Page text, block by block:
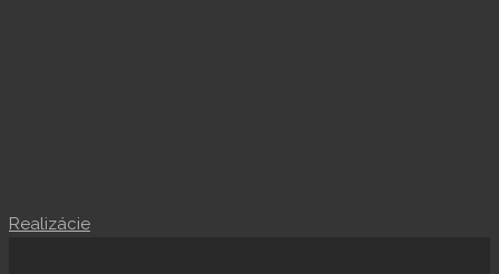
Realizácie